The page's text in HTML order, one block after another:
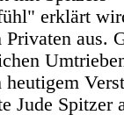
erklärt
Privaten aus.
heutigem
Jude Spitzer